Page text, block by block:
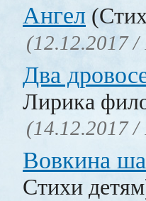
Ангел
(12.12.2017 /
Два
Лирика
(14.12.2017 /
Вовкина
Стихи